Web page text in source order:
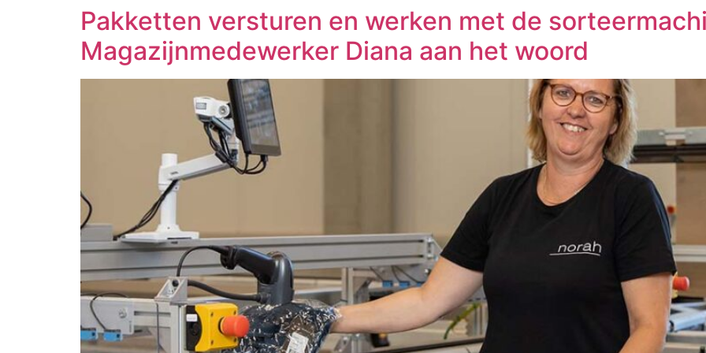
Pakketten versturen en werken met de
Magazijnmedewerker Diana aan het woord